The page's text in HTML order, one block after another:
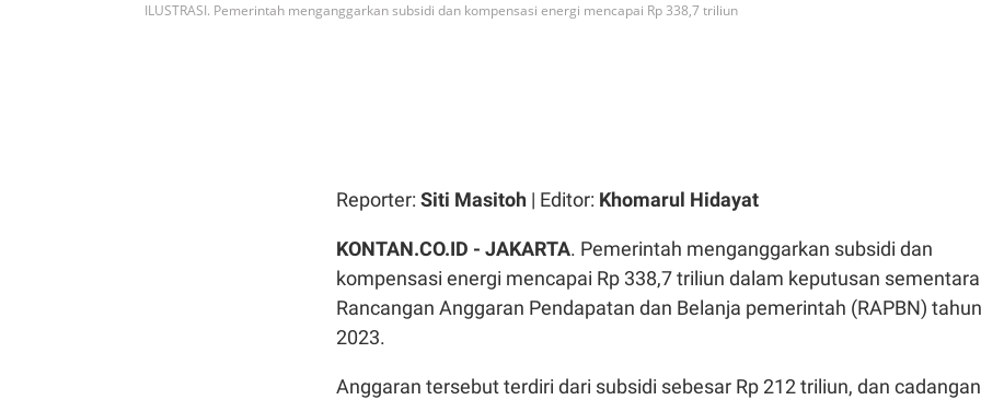
ILUSTRASI. Pemerintah menganggarkan subsidi dan kompensasi energi mencapai Rp 338,7 triliun
Reporter: Siti Masitoh | Editor: Khomarul Hidayat
KONTAN.CO.ID - JAKARTA. Pemerintah menganggarkan subsidi dan
kompensasi energi mencapai Rp 338,7 triliun dalam keputusan sementara
Rancangan Anggaran Pendapatan dan Belanja pemerintah (RAPBN)
2023.
Anggaran tersebut terdiri dari subsidi sebesar Rp 212 triliun, dan cadangan